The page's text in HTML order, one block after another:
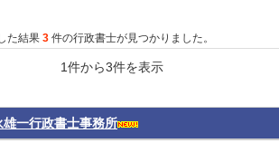
た結果 3 件の行政書士が見つかりました。
1件から3件を表示
雄一行政書士事務所